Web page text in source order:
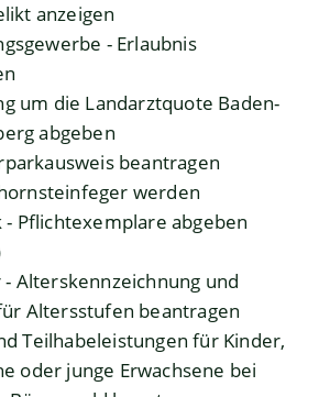
anzeigen
- Erlaubnis
um die Landarztquote Baden-
abgeben
beantragen
werden
- Pflichtexemplare abgeben
Alterskennzeichnung und
Altersstufen beantragen
Teilhabeleistungen für Kinder,
oder junge Erwachsene bei